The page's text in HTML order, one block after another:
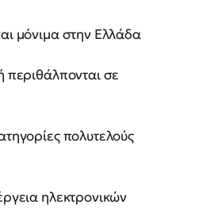
μόνιμα στην Ελλάδα
περιθάλπονται σε
πολυτελούς
ηλεκτρονικών